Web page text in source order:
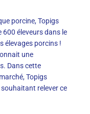
porcine, Topigs
600 éleveurs dans le
élevages porcins !
une
Dans cette
Topigs
relever ce